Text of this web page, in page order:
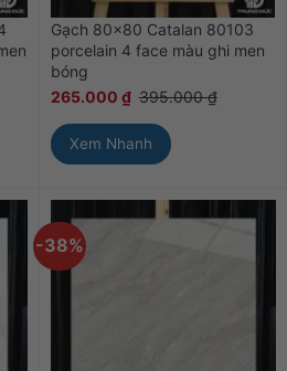
Gạch 80×80 Catalan 80103
porcelain 4 face màu ghi men
bóng
265.000 ₫ 395.000₫
Xem Nhanh
-38%